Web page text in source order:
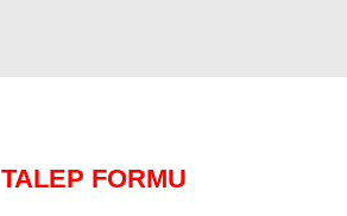
TALEP FORMU